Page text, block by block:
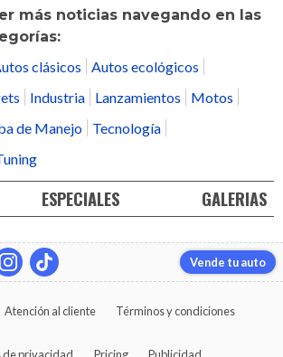
más noticias navegando en las
clásicos
Autos ecológicos
Industria Lanzamientos
Motos
de Manejo
Tecnología
ESPECIALES GALERIAS
Vende tu auto
Atención al cliente Términos y condiciones